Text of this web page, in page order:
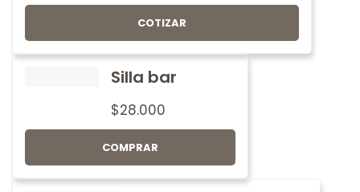
COTIZAR
Silla bar
$28.000
COMPRAR